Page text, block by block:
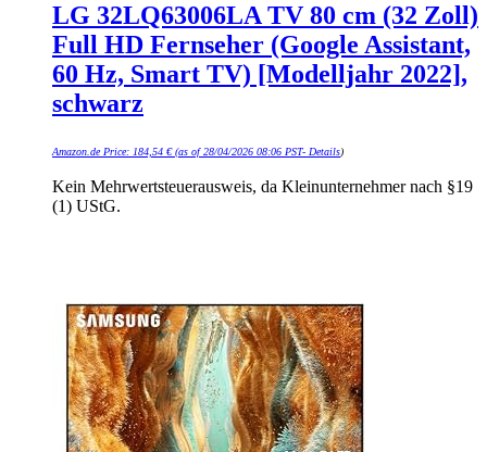
LG 32LQ63006LA TV 80 cm (32 Zoll)
Full HD Fernseher (Google Assistant,
60 Hz, Smart TV) [Modelljahr 2022],
schwarz
Amazon.de Price: 184,54 €(as of 28/04/2026 08:06 PST- Details)
Kein Mehrwertsteuerausweis, da Kleinunternehmer nach §19
(1) UStG.